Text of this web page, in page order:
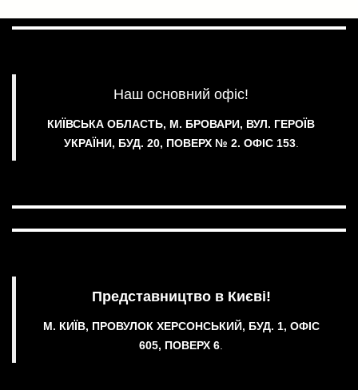
Наш основний офіс!
КИЇВСЬКА ОБЛАСТЬ, М. БРОВАРИ, ВУЛ. ГЕРОЇВ
УКРАЇНИ, БУД. 20, ПОВЕРХ № 2. ОФІС 153.
Представництво в Києві!
М. КИЇВ, ПРОВУЛОК ХЕРСОНСЬКИЙ, БУД. 1, ОФІС
605, ПОВЕРХ 6